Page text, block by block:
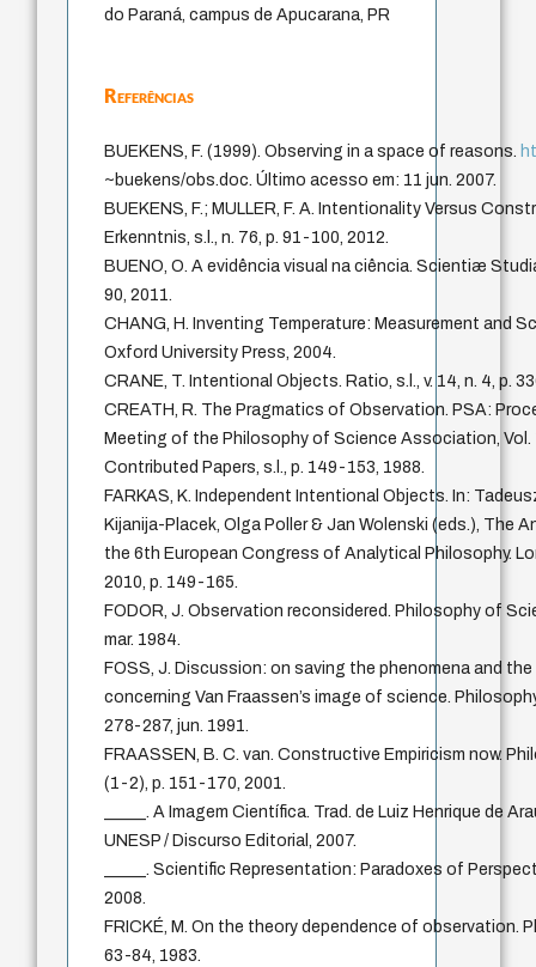
do Paraná, campus de Apucarana, PR
Referências
BUEKENS, F. (1999). Observing in a space of reasons.
~buekens/obs.doc. Último acesso em: 11 jun. 2007.
BUEKENS, F.; MULLER, F. A. Intentionality Versus
Erkenntnis, s.l., n. 76, p. 91-100, 2012.
BUENO, O. A evidência visual na ciência. Scientiæ
90, 2011.
CHANG, H. Inventing Temperature: Measurement and
Oxford University Press, 2004.
CRANE, T. Intentional Objects. Ratio, s.l., v. 14, n. 4, p.
CREATH, R. The Pragmatics of Observation. PSA:
Meeting of the Philosophy of Science Association, Vol.
Contributed Papers, s.l., p. 149-153, 1988.
FARKAS, K. Independent Intentional Objects. In:
Kijanija-Placek, Olga Poller & Jan Wolenski (eds.), The
the 6th European Congress of Analytical Philosophy.
2010, p. 149-165.
FODOR, J. Observation reconsidered. Philosophy of
mar. 1984.
FOSS, J. Discussion: on saving the phenomena and
concerning Van Fraassen’s image of science.
278-287, jun. 1991.
FRAASSEN, B. C. van. Constructive Empiricism now.
(1-2), p. 151-170, 2001.
_____. A Imagem Científica. Trad. de Luiz Henrique de
UNESP / Discurso Editorial, 2007.
_____. Scientific Representation: Paradoxes of
2008.
FRICKÉ, M. On the theory dependence of observation.
63-84, 1983.